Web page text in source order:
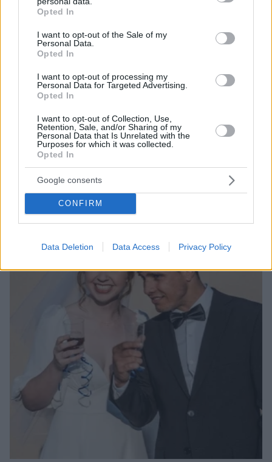
grant or deny consent to Google and its third-party tags to
use your data for below specified purposes in below Google
consent section.
Opted In
I want to opt-out of the Sale of my
Personal Data.
Opted In
I want to opt-out of processing my
Personal Data for Targeted Advertising.
Opted In
I want to opt-out of Collection, Use,
Retention, Sale, and/or Sharing of my
Personal Data that Is Unrelated with the
Purposes for which it was collected.
Opted In
Google consents
CONFIRM
Data Deletion Data Access Privacy Policy
Πέθανε το άσπρο κουτάβι που συμβίωνε με αγέλη
λύκων στην Κεντρική Μακεδονία: Καλό ταξίδι
μικρέ, δείτε βίντεο
06.08.2026, 16:39